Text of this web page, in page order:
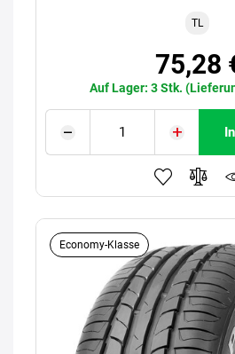
TL
75,28
Auf Lager: 3 Stk.
Economy-Klasse